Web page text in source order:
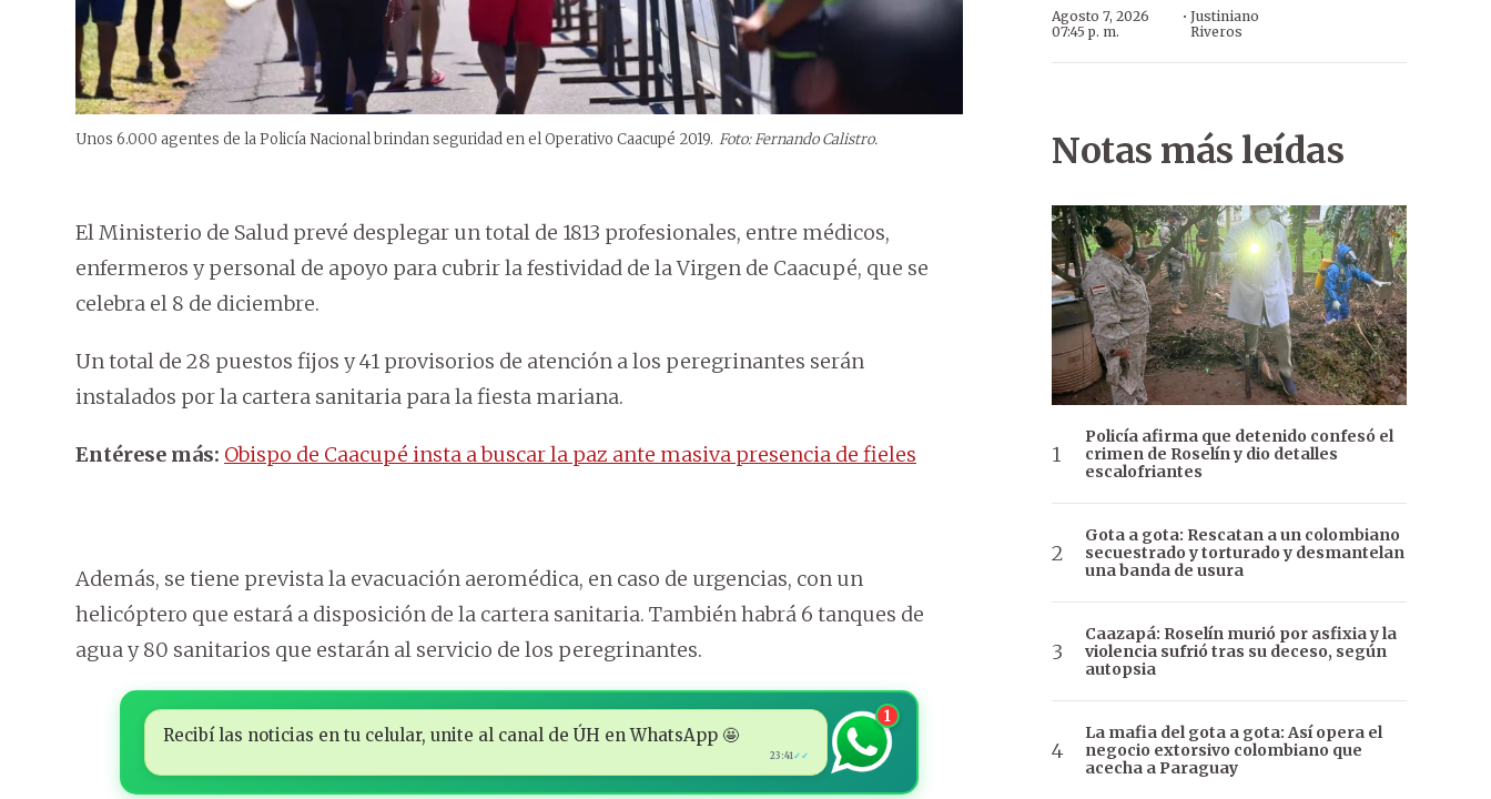
Unos 6.000 agentes de la Policía Nacional brindan seguridad en el Operativo Caacupé 2019. Foto: Fernando Calistro.
El Ministerio de Salud prevé desplegar un total de 1813 profesionales, entre médicos,
enfermeros y personal de apoyo para cubrir la festividad de la Virgen de Caacupé, que se
celebra el 8 de diciembre.
Un total de 28 puestos fijos y 41 provisorios de atención a los peregrinantes serán
instalados por la cartera sanitaria para la fiesta mariana.
Entérese más: Obispo de Caacupé insta a buscar la paz ante masiva presencia de fieles
Además, se tiene prevista la evacuación aeromédica, en caso de urgencias, con un
helicóptero que estará a disposición de la cartera sanitaria. También habrá 6 tanques de
agua y 80 sanitarios que estarán al servicio de los peregrinantes.
Recibí las noticias en tu celular, unite al canal de ÚH en WhatsApp 🤩
23:41✓✓
1
Agosto 7, 2026
07:45 p. m.
·Justiniano
Riveros
Notas más leídas
Policía afirma que detenido confesó el
crimen de Roselín y dio detalles
escalofriantes
Gota a gota: Rescatan a un colombiano
secuestrado y torturado y desmantelan
una banda de usura
Caazapá: Roselín murió por asfixia y la
violencia sufrió tras su deceso, según
autopsia
La mafia del gota a gota: Así opera el
negocio extorsivo colombiano que
acecha a Paraguay